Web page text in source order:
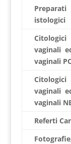
Preparati
istologici
Citologici
vaginali
vaginali
Citologici
vaginali
vaginali
Referti